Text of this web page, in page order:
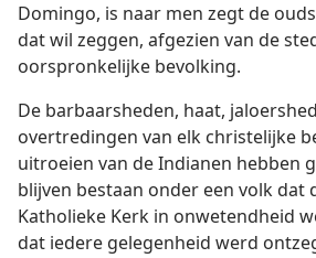
Domingo, is naar men zegt de
dat wil zeggen, afgezien van de
oorspronkelijke bevolking.
De barbaarsheden, haat,
overtredingen van elk christelijke
uitroeien van de Indianen hebben
blijven bestaan onder een volk dat
Katholieke Kerk in onwetendheid
dat iedere gelegenheid werd